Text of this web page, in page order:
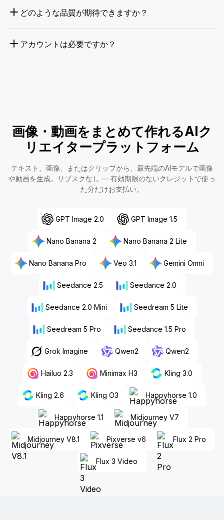
どのような品質が期待できますか？
アカウントは必要ですか？
画像・動画をまとめて作れるAIク
リエイタープラットフォーム
テキスト、画像、またはクリップから、最先端のAIモデルで画像
や動画を生成。サブスクなし — 有効期限のないクレジットで使っ
た分だけお支払い。
GPT Image 2.0 GPT Image 1.5
Nano Banana 2 Nano Banana 2 Lite
Nano Banana Pro Veo 3.1 Gemini Omni
Seedance 2.5 Seedance 2.0
Seedance 2.0 Mini Seedream 5 Lite
Seedream 5 Pro Seedance 1.5 Pro
Grok Imagine Qwen2 Qwen2
Hailuo 2.3 Minimax H3 Kling 3.0
Kling 2.6 Kling O3 Happyhorse 1.0
Happyhorse 1.1 Midjourney V7
Midjourney V8.1 Pixverse v6 Flux 2 Pro
Flux 3 Video